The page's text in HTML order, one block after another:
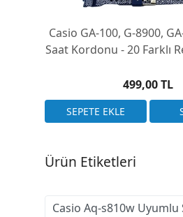
Casio GA-100, G-8900,
Saat Kordonu - 20 Farklı
499,00 TL
Ürün Etiketleri
Casio Aq-s810w